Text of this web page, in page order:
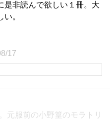
是非読んで欲しい１冊。大
。
17
元服前の小野篁のモラトリ